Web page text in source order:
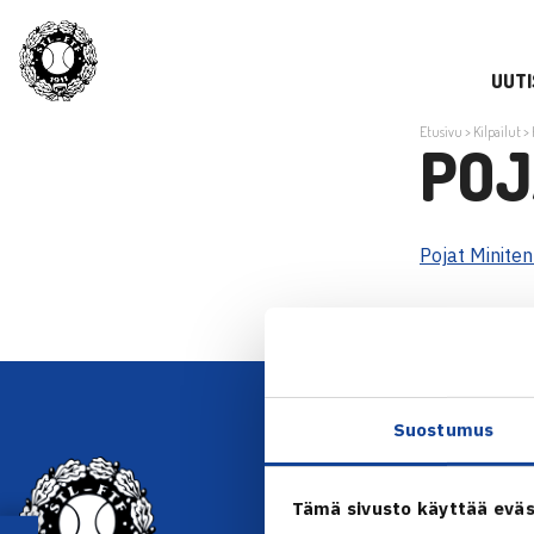
Suostumus
Tämä sivusto käyttää
Etusivu > Kilpailut>
Pojat
YHTEYSTIEDOT
Olympiastadion, Paavo